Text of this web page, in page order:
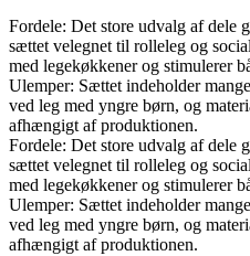
Fordele: Det store udvalg af dele
sættet velegnet til rolleleg og
med legekøkkener og stimulerer
Ulemper: Sættet indeholder
ved leg med yngre børn, og
afhængigt af produktionen.
Fordele: Det store udvalg af dele
sættet velegnet til rolleleg og
med legekøkkener og stimulerer
Ulemper: Sættet indeholder
ved leg med yngre børn, og
afhængigt af produktionen.